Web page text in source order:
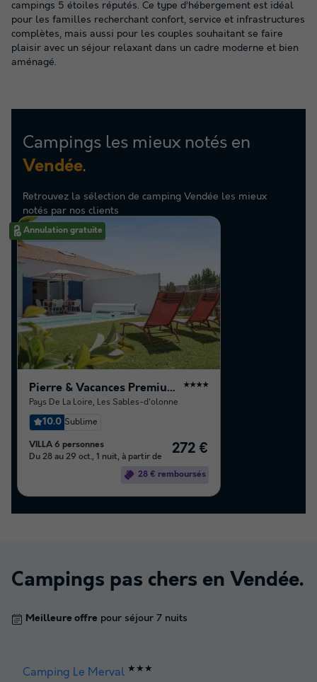
campings 5 étoiles réputés. Ce type d’hébergement est idéal
pour les familles recherchant confort, service et infrastructures
complètes, mais aussi pour les couples souhaitant se faire
plaisir avec un séjour relaxant dans un cadre moderne et bien
aménagé.
Campings les mieux notés en
Vendée.
Retrouvez la sélection de camping Vendée les mieux
notés par nos clients
Annulation gratuite
Pierre & Vacances Premium Residence Les Villas d'Olonne ★★★★
Pays De La Loire, Les Sables-d'olonne
10.0 Sublime
VILLA 6 personnes
Du 28 au 29 oct., 1 nuit, à partir de
272 €
28 € remboursés
Campings pas chers en Vendée.
Meilleure offre pour séjour 7 nuits
Camping Le Merval ★★★